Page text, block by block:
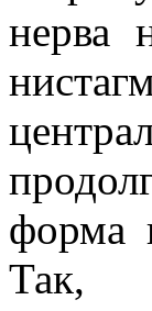
нерва
форма
Так,